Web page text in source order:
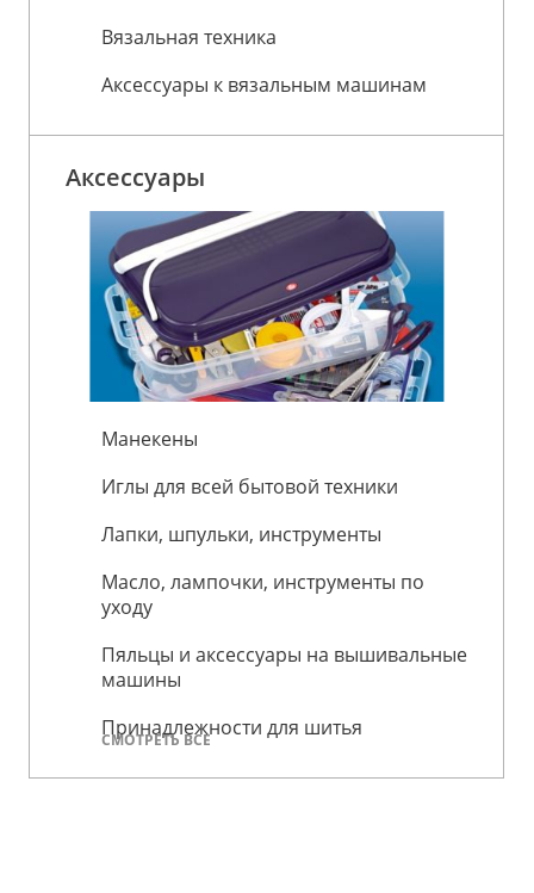
Вязальная техника
Аксессуары к вязальным машинам
Аксессуары
Манекены
Иглы для всей бытовой техники
Лапки, шпульки, инструменты
Масло, лампочки, инструменты по
уходу
Пяльцы и аксессуары на вышивальные
машины
Принадлежности для шитья
СМОТРЕТЬ ВСЕ